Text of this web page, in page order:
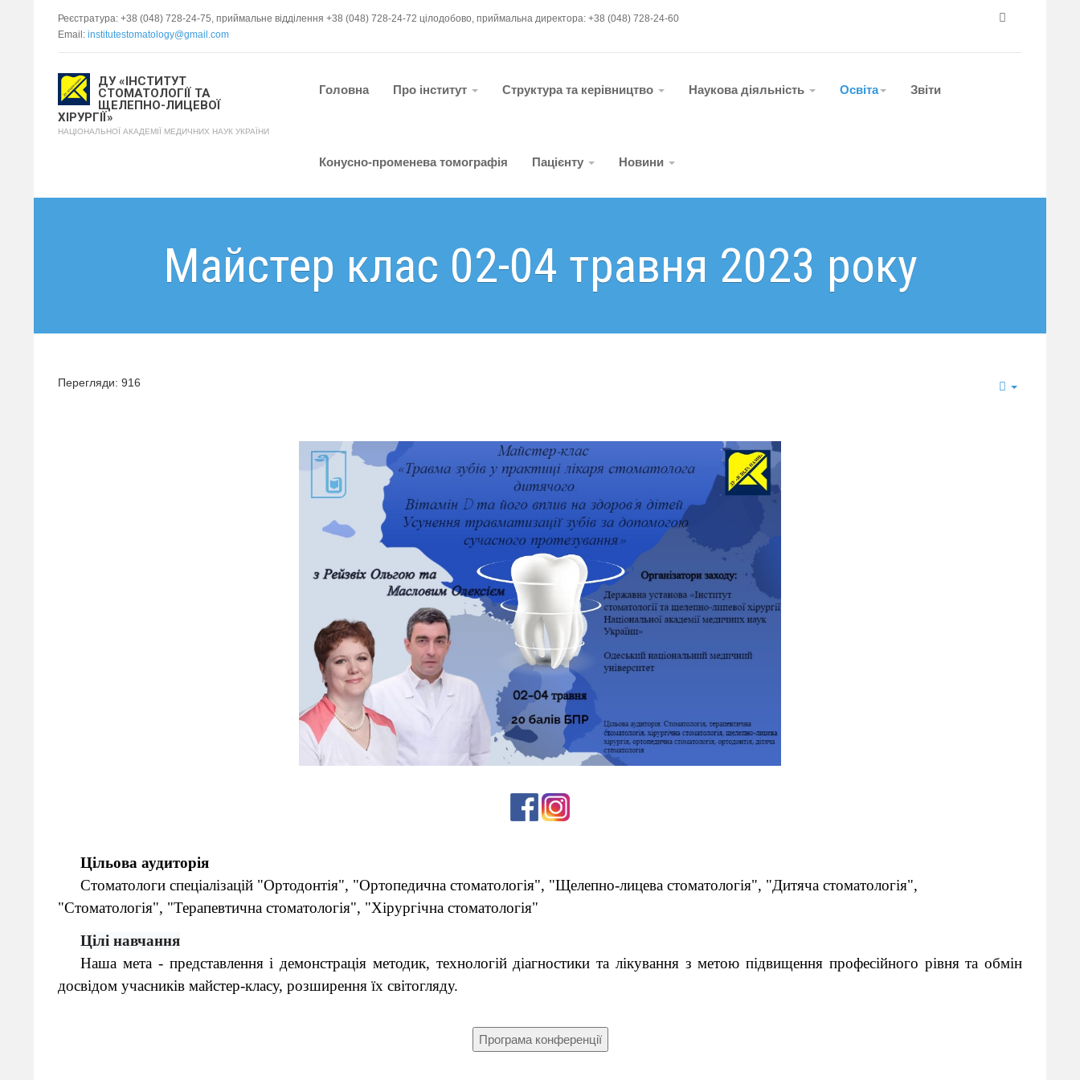
Реєстратура: +38 (048) 728-24-75, приймальне відділення +38 (048) 728-24-72 цілодобово, приймальна директора: +38 (048) 728-24-60
Email: institutestomatology@gmail.com
ДУ «ІНСТИТУТ
СТОМАТОЛОГІЇ ТА
ЩЕЛЕПНО-ЛИЦЕВОЇ
ХІРУРГІЇ»
НАЦІОНАЛЬНОЇ АКАДЕМІЇ МЕДИЧНИХ НАУК УКРАЇНИ
Головна Про інститут Структура та керівництво Наукова діяльність Освіта Звіти
Конусно-променева томографія Пацієнту Новини
Майстер клас 02-04 травня 2023 року
Перегляди: 916
Цільова аудиторія
Стоматологи спеціалізацій "Ортодонтія", "Ортопедична стоматологія", "Щелепно-лицева стоматологія", "Дитяча стоматологія",
"Стоматологія", "Терапевтична стоматологія", "Хірургічна стоматологія"
Цілі навчання
Наша мета - представлення і демонстрація методик, технологій діагностики та лікування з метою підвищення професійного рівня та обмін
досвідом учасників майстер-класу, розширення їх світогляду.
Програма конференції